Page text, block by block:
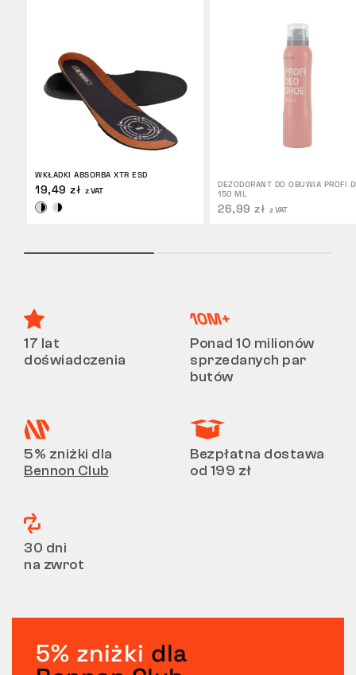
WKŁADKI ABSORBA XTR ESD
19,49 zł z VAT
DEZODORANT DO OBUWIA PROFI
150 ML
26,99 zł z VAT
17 lat
doświadczenia
Ponad 10 milionów
sprzedanych par
butów
5% zniżki dla
Bennon Club
Bezpłatna dostawa
od 199 zł
30 dni
na zwrot
5% zniżki dla